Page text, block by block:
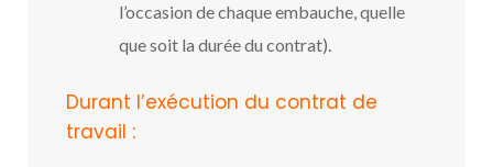
l’occasion de chaque embauche, quelle
que soit la durée du contrat).
Durant l’exécution du contrat de
travail :